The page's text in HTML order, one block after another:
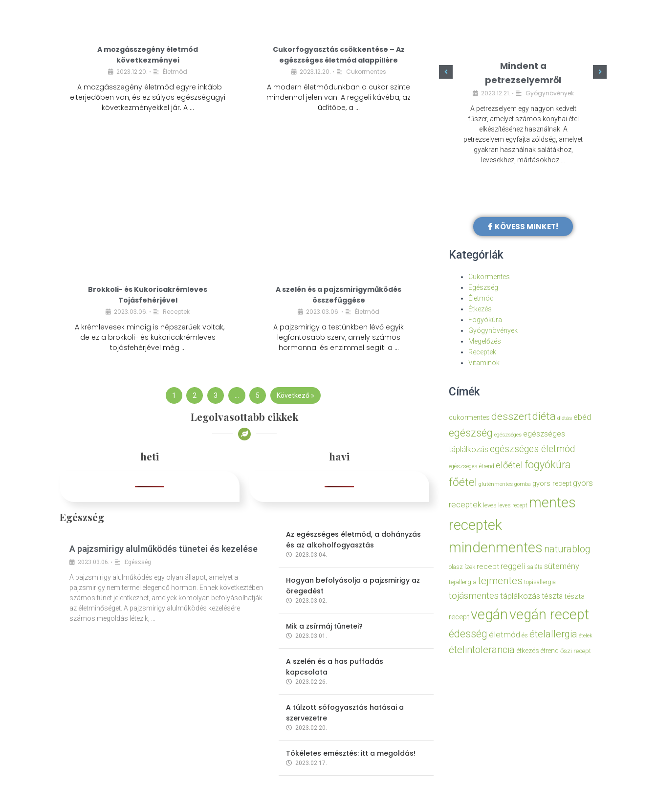
A mozgásszegény életmód
következményei
2023.12.20. • Életmód
A mozgásszegény életmód egyre inkább
elterjedőben van, és ez súlyos egészségügyi
következményekkel jár. A …
Cukorfogyasztás csökkentése – Az
egészséges életmód alappillére
2023.12.20. • Cukormentes
A modern életmódunkban a cukor szinte
mindenhol jelen van. A reggeli kávéba, az
üdítőbe, a …
Brokkoli- és Kukoricakrémleves
Tojásfehérjével
2023.03.06. • Receptek
A krémlevesek mindig is népszerűek voltak,
de ez a brokkoli- és kukoricakrémleves
tojásfehérjével még …
A szelén és a pajzsmirigyműködés
összefüggése
2023.03.06. • Életmód
A pajzsmirigy a testünkben lévő egyik
legfontosabb szerv, amely számos
hormonnal és enzimmel segíti a …
1 2 3 5 Következő »
Legolvasottabb cikkek
heti havi
Egészség
A pajzsmirigy alulműködés tünetei és kezelése
2023.03.06. •
Egészség
A pajzsmirigy alulműködés egy olyan állapot, amelyet a
pajzsmirigy nem termel elegendő hormon. Ennek következtében
számos tünet jelentkezhet, amelyek komolyan befolyásolhatják
az életminőséget. A pajzsmirigy alulműködés kezelésére
számos megoldás létezik, …
Az egészséges életmód, a dohányzás
és az alkoholfogyasztás
2023.03.04.
Hogyan befolyásolja a pajzsmirigy az
öregedést
2023.03.02.
Mik a zsírmáj tünetei?
2023.03.01.
A szelén és a has puffadás
kapcsolata
2023.02.26.
A túlzott sófogyasztás hatásai a
szervezetre
2023.02.20.
Tökéletes emésztés: itt a megoldás!
2023.02.17.
Cukorfogyasztás
egészséges életmód
alappillére
Mindent a
petrezselyemről
2023.12.21. • Gyógynövények
A petrezselyem egy nagyon kedvelt
fűszer, amelyet számos konyhai étel
elkészítéséhez használnak. A
petrezselyem egyfajta zöldség, amelyet
gyakran használnak salátákhoz,
levesekhez, mártásokhoz …
KÖVESS MINKET!
Kategóriák
Cukormentes
Egészség
Életmód
Étkezés
Fogyókúra
Gyógynövények
Megelőzés
Receptek
Vitaminok
Címék
cukormentes desszertdiéta diétás ebéd
egészség egészséges egészséges
táplálkozás egészséges életmód
egészséges étrend előétel fogyókúra
főétel gluténmentes gomba gyors recept gyors
receptek leves leves recept mentes
receptek
mindenmentes naturablog
olasz ízek recept reggeli saláta sütemény
tejallergia tejmentes tojásallergia
tojásmentes táplálkozás tészta tészta
receptvegánvegán recept
édesség életmód és ételallergia ételek
ételintolerancia étkezés étrend őszi recept